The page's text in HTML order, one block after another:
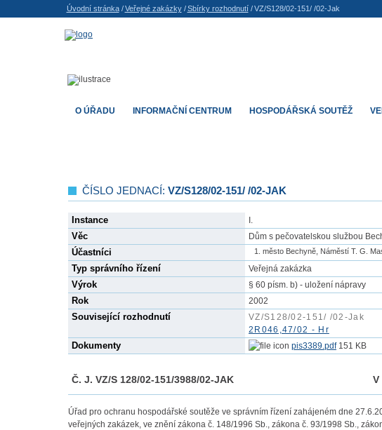
ČÍSLO JEDNACÍ: VZ/S128/02-151/ /02-JAK
Instance I.
Věc Dům s pečovatelskou službou
Účastníci město Bechyně, Náměstí T. G.
Typ správního řízení Veřejná zakázka
Výrok § 60 písm. b) - uložení nápravy
Rok 2002
Související rozhodnutí
VZ/S128/02-151/ /02-Jak
2R046,47/02 - Hr
Dokumenty pis3389.pdf151 KB
Č. J. VZ/S 128/02-151/3988/02-JAK V
Úřad pro ochranu hospodářské soutěže ve správním řízení zahájeném dne
veřejných zakázek, ve znění zákona č. 148/1996 Sb., zákona č. 93/1998 Sb.,
O ÚŘADU INFORMAČNÍ CENTRUM HOSPODÁŘSKÁ SOUTĚŽ
Úvodní stránka/ Veřejné zakázky/ Sbírky rozhodnutí/ VZ/S128/02-151/ /02-Jak